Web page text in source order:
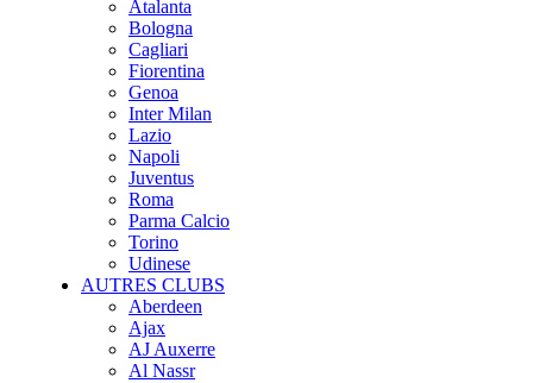
Atalanta
Bologna
Cagliari
Fiorentina
Genoa
Inter Milan
Lazio
Napoli
Juventus
Roma
Parma Calcio
Torino
Udinese
AUTRES CLUBS
Aberdeen
Ajax
AJ Auxerre
Al Nassr